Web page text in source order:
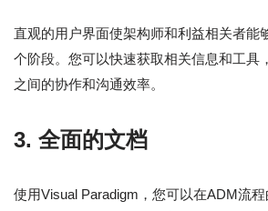
直观的用户界面使架构师和利益相关者能
个阶段。您可以快速获取相关信息和工具
之间的协作和沟通效率。
3. 全面的文档
使用Visual Paradigm，您可以在ADM流